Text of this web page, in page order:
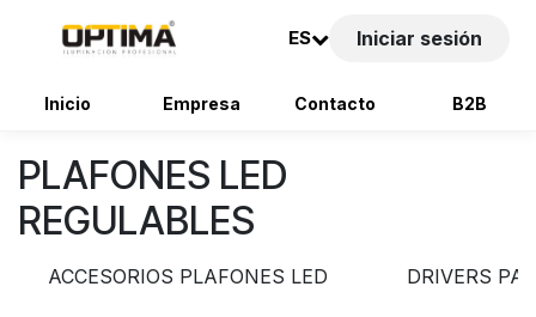
ES Iniciar sesión
Inicio Empresa Contacto B2B
PLAFONES LED
REGULABLES
ACCESORIOS PLAFONES LED DRIVERS